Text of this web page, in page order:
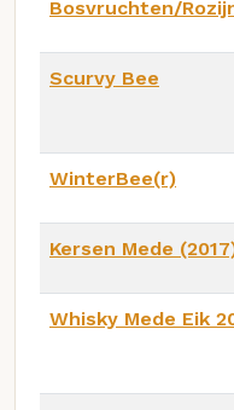
Bosvruchten/
Scurvy Bee
WinterBee(r)
Kersen Mede
Whisky Mede Eik